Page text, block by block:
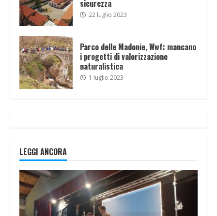
sicurezza
22 luglio 2023
Parco delle Madonie, Wwf: mancano
i progetti di valorizzazione
naturalistica
1 luglio 2023
LEGGI ANCORA